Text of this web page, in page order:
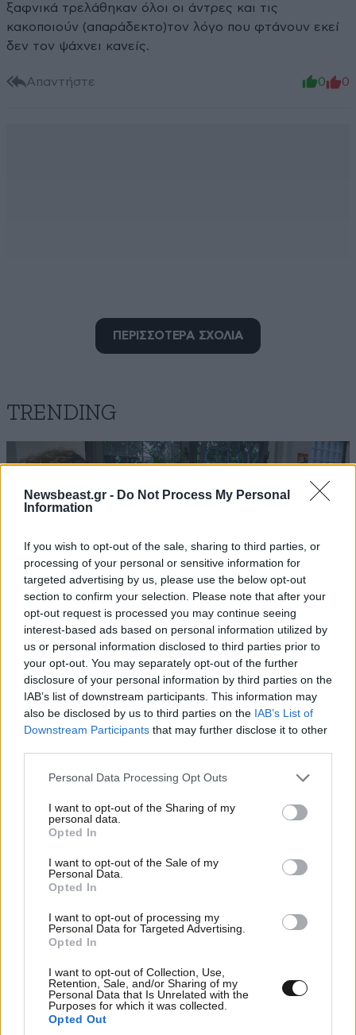
Newsbeast.gr - Do Not Process My Personal
Information
If you wish to opt-out of the sale, sharing to third parties, or
processing of your personal or sensitive information for
targeted advertising by us, please use the below opt-out
section to confirm your selection. Please note that after your
opt-out request is processed you may continue seeing
interest-based ads based on personal information utilized by
us or personal information disclosed to third parties prior to
your opt-out. You may separately opt-out of the further
disclosure of your personal information by third parties on the
IAB’s list of downstream participants. This information may
also be disclosed by us to third parties on the IAB’s List of
Downstream Participants that may further disclose it to other
Please note that this website/app uses one or more Google
not limited to your visit or usage behaviour. You may click to
grant or deny consent to Google and its third-party tags to
use your data for below specified purposes in below Google
consent section.
Personal Data Processing Opt Outs
I want to opt-out of the Sharing of my
personal data.
Opted In
I want to opt-out of the Sale of my
Personal Data.
Opted In
I want to opt-out of processing my
Personal Data for Targeted Advertising.
Opted In
I want to opt-out of Collection, Use,
Retention, Sale, and/or Sharing of my
Personal Data that Is Unrelated with the
Purposes for which it was collected.
Opted Out
ξαφνικά τρελάθηκαν όλοι οι άντρες και τις
κακοποιούν (απαράδεκτο)τον λόγο που φτάνουν εκεί
δεν τον ψάχνει κανείς.
Απαντήστε 0 0
ΤΗΝ ΠΕΙ?????
0
Δίκαιος 1 18·06·2024 16:34
Να την βάλουμε να δικάσει επισήμως, εκεί
καταντήσαμε
Απαντήστε 0
Ξεφτίλα 18·06·2024 15:29
Σε αυτή την χώρα έτσι είναι τα πράγματα. Τώρα το
καταλάβατε;;
Απαντήστε
Β.γ. 18·06·2024 14:47
Ασφαλώς και δεν τελειώνει εκεί. Έχει το δικαστήριο
ακόμα, την πειθαρχική διαδικασία στον δικηγορικό
σύλλογο και βέβαια, την καταστροφή της ζωής του
από την δημοσιότητα που πήρε το θέμα. Θα έχει
διαζύγιο, θα χάσει την επιμέλεια των παιδιών βέβαια,
θα καταστραφεί ως επαγγελματίας (άρα και
οικονομικά) ακόμα και αν το πειθαρχικό δεν τον
ΠΕΡΙΣΣΟΤΕΡΑ ΣΧΟΛΙΑ
TRENDING
ΟΙΚΟΝΟΜΙΑ08·08·2026 13:03
Ποιοι φορολογούμενοι θα λάβουν email ή
τηλεφώνημα από την ΑΑΔΕ για φορολογικές
εκκρεμότητες